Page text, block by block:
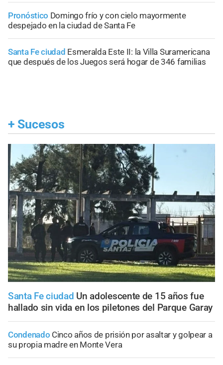
Pronóstico Domingo frío y con cielo mayormente
despejado en la ciudad de Santa Fe
Santa Fe ciudad Esmeralda Este II: la Villa Suramericana
que después de los Juegos será hogar de 346 familias
+ Sucesos
Santa Fe ciudad Un adolescente de 15 años fue
hallado sin vida en los piletones del Parque Garay
Condenado Cinco años de prisión por asaltar y golpear a
su propia madre en Monte Vera